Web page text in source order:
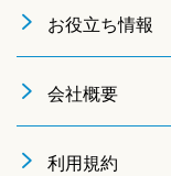
お役立ち情報
会社概要
利用規約